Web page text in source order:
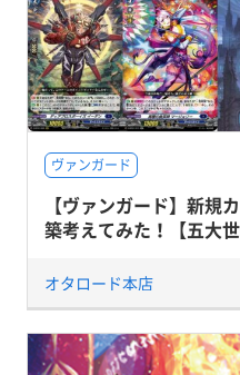
ヴァンガード
【ヴァンガード】新規
築考えてみた！【五大
オタロード本店